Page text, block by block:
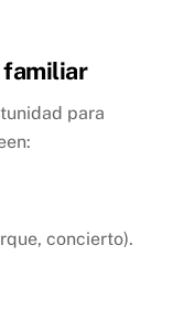
familiar
para
concierto).